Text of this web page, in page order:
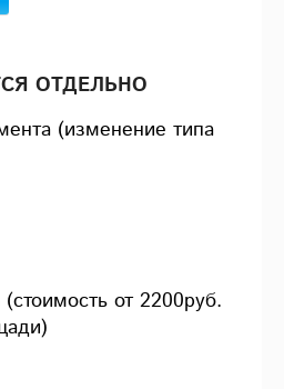
ОТДЕЛЬНО
(изменение типа
от 2200руб.